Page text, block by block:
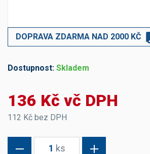
DOPRAVA ZDARMA NAD 2000 KČ
Dostupnost: Skladem
136 Kč vč DPH
112 Kč bez DPH
1 ks